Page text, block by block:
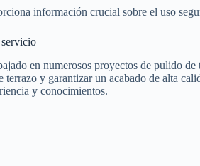
información crucial sobre el uso
en numerosos proyectos de pulido
terrazo y garantizar un acabado de alta
y conocimientos.